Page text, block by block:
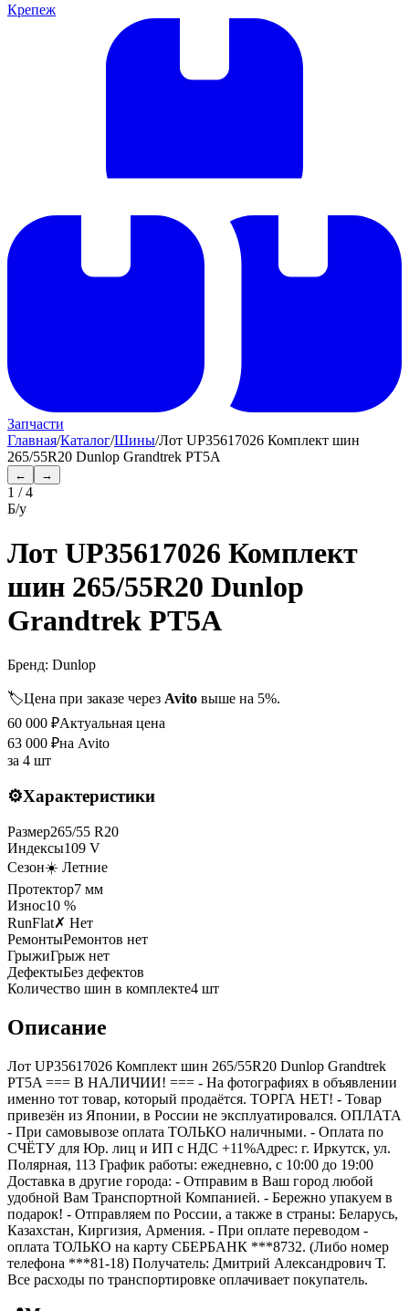
Крепеж
Запчасти
Главная/Каталог/Шины/Лот UP35617026 Комплект шин
265/55R20 Dunlop Grandtrek PT5A
← →
1 /4
Б/у
Лот UP35617026 Комплект
шин 265/55R20 Dunlop
Grandtrek PT5A
Бренд: Dunlop
🏷️Цена при заказе через Avito выше на 5%.
60 000 ₽Актуальная цена
63 000 ₽на Avito
за 4 шт
⚙️Характеристики
Размер265/55 R20
Индексы109 V
Сезон☀️ Летние
Протектор7 мм
Износ10 %
RunFlat✗ Нет
РемонтыРемонтов нет
ГрыжиГрыж нет
ДефектыБез дефектов
Количество шин в комплекте4 шт
Описание
Лот UP35617026 Комплект шин 265/55R20 Dunlop Grandtrek
PT5A === B НАЛИЧИИ! === - На фотографиях в объявлении
именно тот товар, который продаётся. ТОРГА НЕТ! - Товар
привезён из Японии, в России не эксплуатировался. ОПЛАТА
- При самовывозе оплата ТОЛЬКО наличными. - Оплата по
СЧЁТУ для Юр. лиц и ИП с НДС +11%Адрес: г. Иркутск, ул.
Полярная, 113 График работы: ежедневно, с 10:00 до 19:00
Доставка в другие города: - Отправим в Ваш город любой
удобной Вам Транспортной Компанией. - Бережно упакуем в
подарок! - Отправляем по России, а также в страны: Беларусь,
Казахстан, Киргизия, Армения. - При оплате переводом -
оплата ТОЛЬКО на карту СБЕРБАНК ***8732. (Либо номер
телефона ***81-18) Получатель: Дмитрий Александрович Т.
Все расходы по транспортировке оплачивает покупатель.